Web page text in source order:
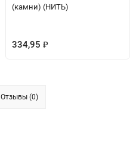
(камни) (НИТЬ)
334,95 ₽
Отзывы (0)